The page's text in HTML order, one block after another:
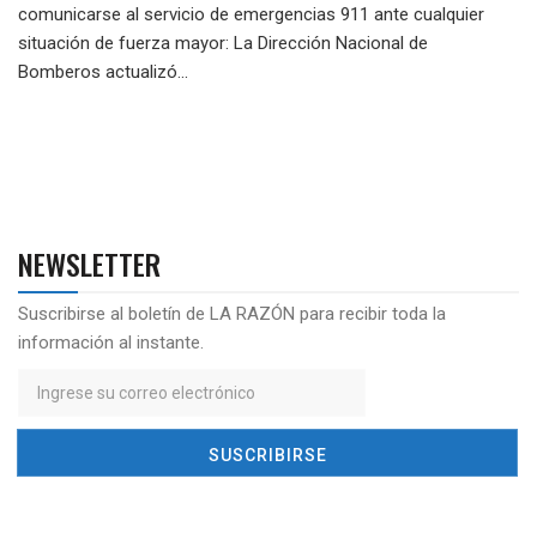
comunicarse al servicio de emergencias 911 ante cualquier
situación de fuerza mayor: La Dirección Nacional de
Bomberos actualizó...
NEWSLETTER
Suscribirse al boletín de LA RAZÓN para recibir toda la
información al instante.